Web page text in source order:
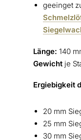
geeinget
Länge: 140
Gewichtje
Ergiebigkeit
20 mm
25 mm
30 mm